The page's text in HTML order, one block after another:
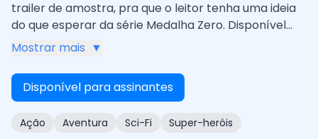
trailer de amostra, pra que o leitor tenha uma ideia
do que esperar da série Medalha Zero. Disponível
somente no formato digital e totalmente grátis.
Mostrar mais ▼
Disponível para assinantes
Ação Aventura Sci-Fi Super-heróis